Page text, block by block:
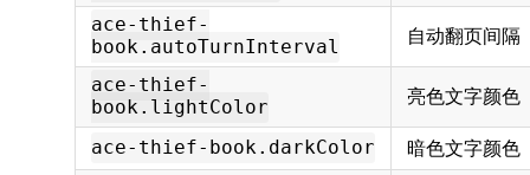
ace-thief-
book.autoTurnInterval
自动翻页间隔
ace-thief-
book.lightColor
亮色文字颜色
ace-thief-book.darkColor 暗色文字颜色